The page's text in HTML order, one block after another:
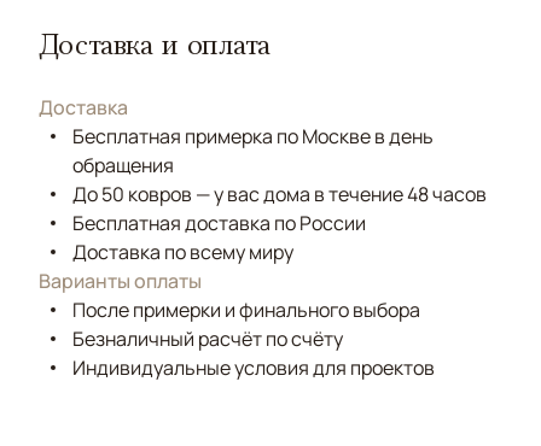
Доставка и оплата
Доставка
Бесплатная примерка по Москве в день
обращения
До 50 ковров — у вас дома в течение 48 часов
Бесплатная доставка по России
Доставка по всему миру
Варианты оплаты
После примерки и финального выбора
Безналичный расчёт по счёту
Индивидуальные условия для проектов